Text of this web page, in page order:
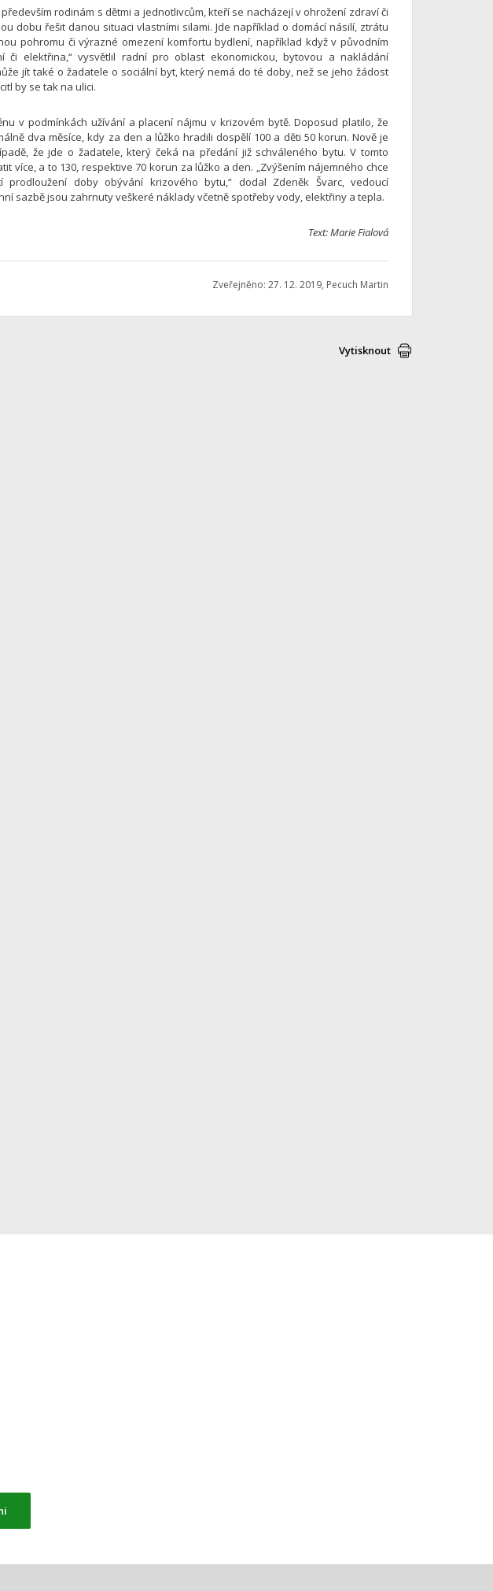
rodinám s dětmi a jednotlivcům, kteří se nacházejí v ohrožení zdraví či
dobu řešit danou situaci vlastními silami. Jde například o domácí násilí, ztrátu
pohromu či výrazné omezení komfortu bydlení, například když v původním
či elektřina,“ vysvětlil radní pro oblast ekonomickou, bytovou a nakládání
jít také o žadatele o sociální byt, který nemá do té doby, než se jeho žádost
by se tak na ulici.
v podmínkách užívání a placení nájmu v krizovém bytě. Doposud platilo, že
dva měsíce, kdy za den a lůžko hradili dospělí 100 a děti 50 korun. Nově je
že jde o žadatele, který čeká na předání již schváleného bytu. V tomto
více, a to 130, respektive 70 korun za lůžko a den. „Zvýšením nájemného chce
prodloužení doby obývání krizového bytu,“ dodal Zdeněk Švarc, vedoucí
sazbě jsou zahrnuty veškeré náklady včetně spotřeby vody, elektřiny a tepla.
Text: Marie Fialová
Zveřejněno: 27. 12. 2019, Pecuch Martin
Vytisknout